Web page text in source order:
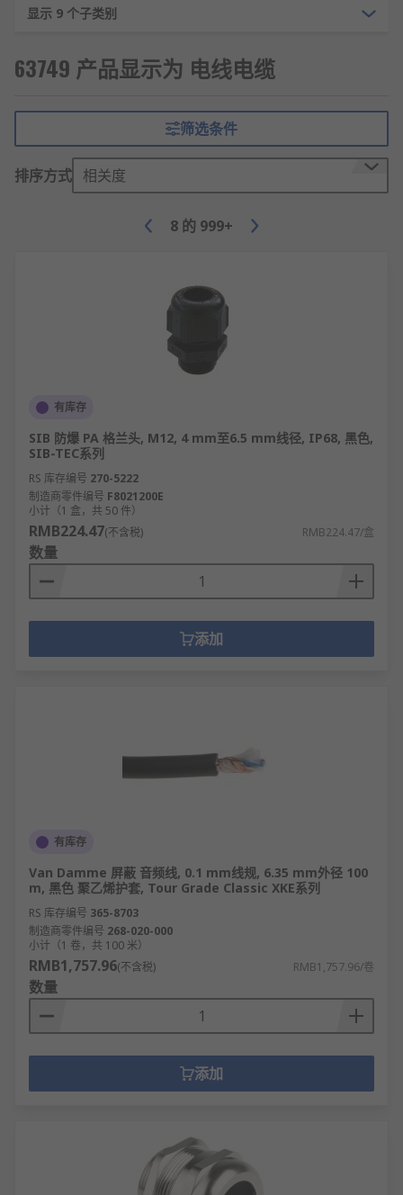
显示 9 个子类别
63749 产品显示为 电线电缆
筛选条件
排序方式 相关度
8 的 999+
有库存
SIB 防爆 PA 格兰头, M12, 4 mm至6.5 mm线径, IP68, 黑色,
SIB-TEC系列
RS 库存编号 270-5222
制造商零件编号 F8021200E
小计（1 盒，共 50 件）
RMB224.47(不含税) RMB224.47/盒
数量
添加
有库存
Van Damme 屏蔽 音频线, 0.1 mm线规, 6.35 mm外径 100
m, 黑色 聚乙烯护套, Tour Grade Classic XKE系列
RS 库存编号 365-8703
制造商零件编号 268-020-000
小计（1 卷，共 100 米）
RMB1,757.96(不含税) RMB1,757.96/卷
数量
添加